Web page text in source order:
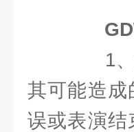
1、
其可能造成
误或表演结